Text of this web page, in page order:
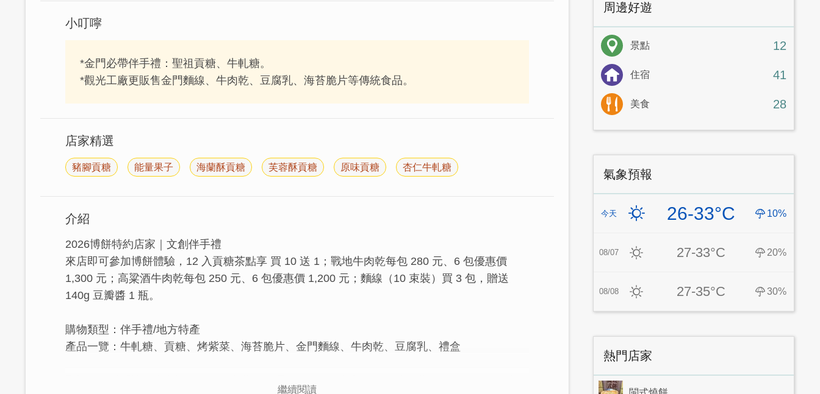
小叮嚀
*金門必帶伴手禮：聖祖貢糖、牛軋糖。
*觀光工廠更販售金門麵線、牛肉乾、豆腐乳、海苔脆片等傳統食品。
店家精選
豬腳貢糖 能量果子 海蘭酥貢糖 芙蓉酥貢糖 原味貢糖 杏仁牛軋糖
介紹
2026博餅特約店家｜文創伴手禮
來店即可參加博餅體驗，12 入貢糖茶點享 買 10 送 1；戰地牛肉乾每包 280 元、6 包優惠價
1,300 元；高粱酒牛肉乾每包 250 元、6 包優惠價 1,200 元；麵線（10 束裝）買 3 包，贈送
140g 豆瓣醬 1 瓶。
購物類型：伴手禮/地方特產
產品一覽：牛軋糖、貢糖、烤紫菜、海苔脆片、金門麵線、牛肉乾、豆腐乳、禮盒
繼續閱讀
周邊好遊
景點 12
住宿 41
美食 28
氣象預報
今天 26-33°C 10%
08/07 27-33°C 20%
08/08 27-35°C 30%
熱門店家